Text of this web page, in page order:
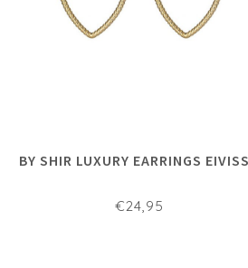
BY SHIR LUXURY EARRINGS
€24,95